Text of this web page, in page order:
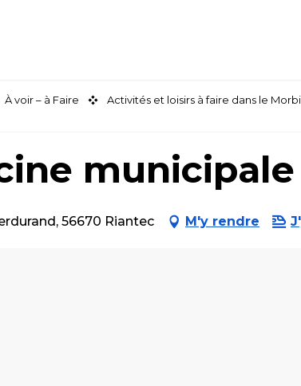
À voir – à Faire Activités et loisirs à faire dans le
municipale
56670 Riantec M'y rendre